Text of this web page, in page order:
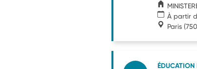
À partir
Paris
ÉDUCATION